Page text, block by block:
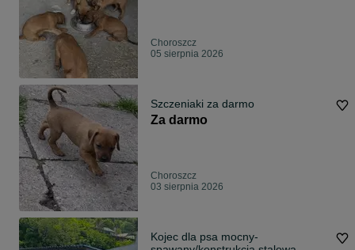
Choroszcz
05 sierpnia 2026
Szczeniaki za darmo
Za darmo
Choroszcz
03 sierpnia 2026
Kojec dla psa mocny-